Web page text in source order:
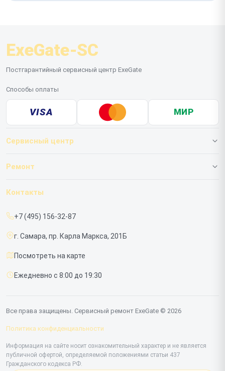
ExeGate-SC
Постгарантийный сервисный центр ExeGate
Способы оплаты
VISA МИР
Сервисный центр
О нашем сервисе
Срочный ремонт
Доставка и способы оплаты
Диагностика
Контакты
Ремонт
ИБП
Контакты
+7 (495) 156-32-87
г. Самара, пр. Карла Маркса, 201Б
Посмотреть на карте
Ежедневно с 8:00 до 19:30
Все права защищены. Сервисный ремонт ExeGate © 2026
Политика конфиденциальности
Информация на сайте носит ознакомительный характер и не является
публичной офертой, определяемой положениями статьи 437
Гражданского кодекса РФ.